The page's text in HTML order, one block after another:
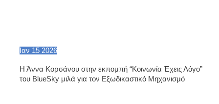
Ιαν 15 2026
Η Άννα Κορσάνου στην εκπομπή “Κοινωνία Έχεις Λόγο”
του BlueSky μιλά για τον Εξωδικαστικό Μηχανισμό